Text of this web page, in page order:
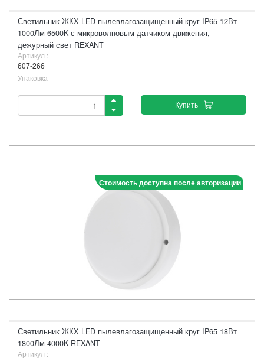
Светильник ЖКХ LED пылевлагозащищенный круг IP65 12Вт
1000Лм 6500K с микроволновым датчиком движения,
дежурный свет REXANT
Артикул :
607-266
Упаковка
Купить
Стоимость доступна после авторизации
Светильник ЖКХ LED пылевлагозащищенный круг IP65 18Вт
1800Лм 4000K REXANT
Артикул :